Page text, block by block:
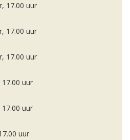
17.00 uur
17.00 uur
17.00 uur
uur
uur
uur